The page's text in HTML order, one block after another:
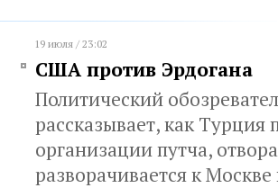
19 июля / 23:02
США против Эрдогана
Политический
рассказывает, как
организации путча,
разворачивается к